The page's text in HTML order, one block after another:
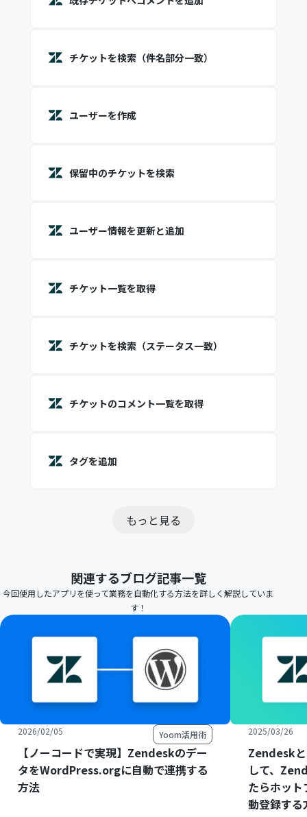
チケットを検索（件名部分一致）
ユーザーを作成
保留中のチケットを検索
ユーザー情報を更新と追加
チケット一覧を取得
チケットを検索（ステータス一致）
チケットのコメント一覧を取得
タグを追加
もっと見る
関連するブログ記事一覧
今回使用したアプリを使って業務を自動化する方法を詳しく解説していま
す！
2026/02/05 Yoom活用術
【ノーコードで実現】Zendeskのデー
タをWordPress.orgに自動で連携する
方法
2025/03/26
Zendesk
して、
たらホッ
動登録する